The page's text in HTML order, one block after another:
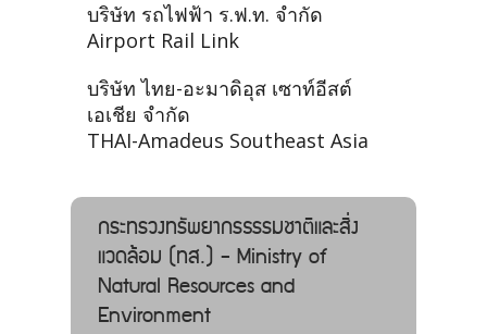
บริษัท รถไฟฟ้า ร.ฟ.ท. จำกัด
Airport Rail Link
บริษัท ไทย-อะมาดิอุส เซาท์อีสต์
เอเชีย จำกัด
THAI-Amadeus Southeast Asia
กระทรวงทรัพยากรธรรมชาติและสิ่ง
แวดล้อม (ทส.) - Ministry of
Natural Resources and
Environment